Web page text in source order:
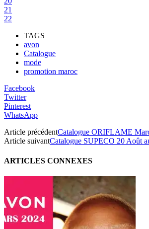
21
22
TAGS
avon
Catalogue
mode
promotion maroc
Facebook
Twitter
Pinterest
WhatsApp
Article précédentCatalogue ORIFLAME
Article suivantCatalogue SUPECO 20 Août
ARTICLES CONNEXES